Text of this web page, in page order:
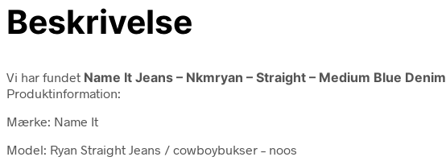
Beskrivelse
Vi har fundet Name It Jeans – Nkmryan – Straight – Medium Blue Denim
Produktinformation:
Mærke: Name It
Model: Ryan Straight Jeans / cowboybukser – noos